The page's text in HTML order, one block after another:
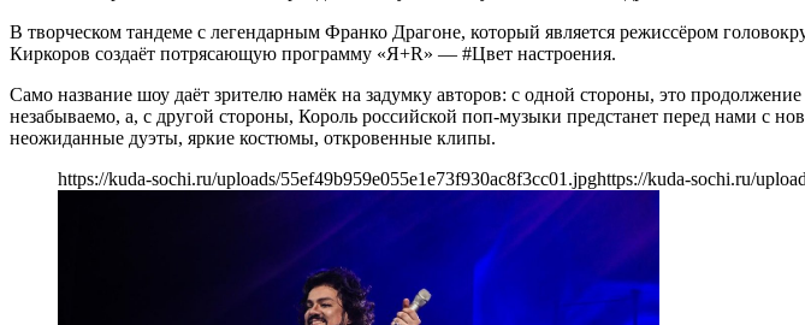
В творческом тандеме с легендарным Франко Драгоне, который является режиссёром
Киркоров создаёт потрясающую программу «Я+R» — #Цвет настроения.
Само название шоу даёт зрителю намёк на задумку авторов: с одной стороны, это
незабываемо, а, с другой стороны, Король российской поп-музыки предстанет перед нами с
неожиданные дуэты, яркие костюмы, откровенные клипы.
https://kuda-sochi.ru/uploads/55ef49b959e055e1e73f930ac8f3cc01.jpghttps://kuda-sochi.ru/